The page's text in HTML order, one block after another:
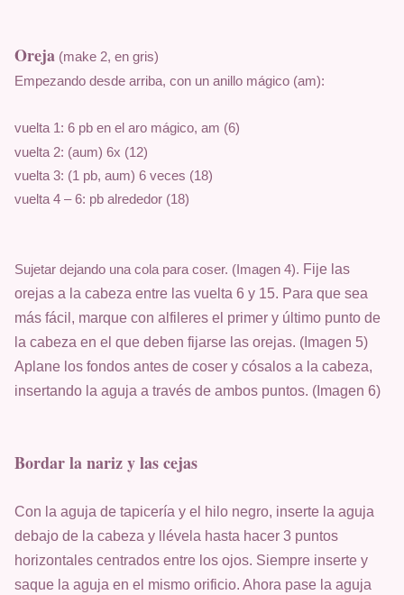
Oreja (make 2, en gris)
Empezando desde arriba, con un anillo mágico (am):
vuelta 1: 6 pb en el aro mágico, am (6)
vuelta 2: (aum) 6x (12)
vuelta 3: (1 pb, aum) 6 veces (18)
vuelta 4 – 6: pb alrededor (18)
Sujetar dejando una cola para coser. (Imagen 4). Fije las
orejas a la cabeza entre las vuelta 6 y 15. Para que sea
más fácil, marque con alfileres el primer y último punto de
la cabeza en el que deben fijarse las orejas. (Imagen 5)
Aplane los fondos antes de coser y cósalos a la cabeza,
insertando la aguja a través de ambos puntos. (Imagen 6)
Bordar la nariz y las cejas
Con la aguja de tapicería y el hilo negro, inserte la aguja
debajo de la cabeza y llévela hasta hacer 3 puntos
horizontales centrados entre los ojos. Siempre inserte y
saque la aguja en el mismo orificio. Ahora pase la aguja